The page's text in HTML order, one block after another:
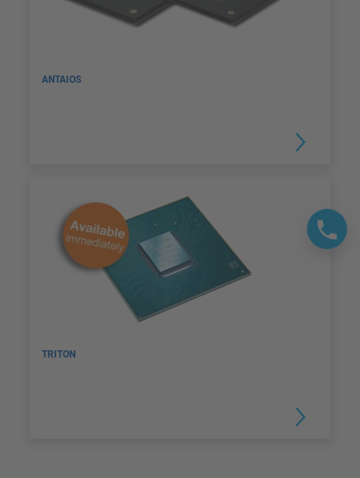
ANTAIOS
TRITON